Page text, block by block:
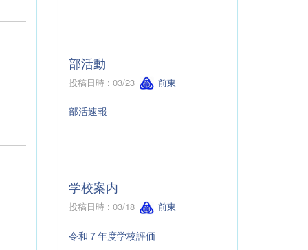
部活動
投稿日時 : 03/23 前東
部活速報
学校案内
投稿日時 : 03/18 前東
令和７年度学校評価